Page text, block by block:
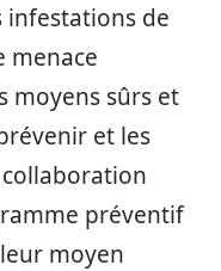
infestations de
menace
moyens sûrs et
et les
collaboration
préventif
moyen